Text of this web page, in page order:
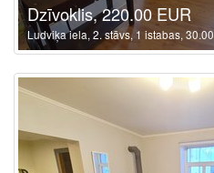
Dzīvoklis, 220.00 EUR
Ludviķa iela, 2. stāvs, 1 istabas,